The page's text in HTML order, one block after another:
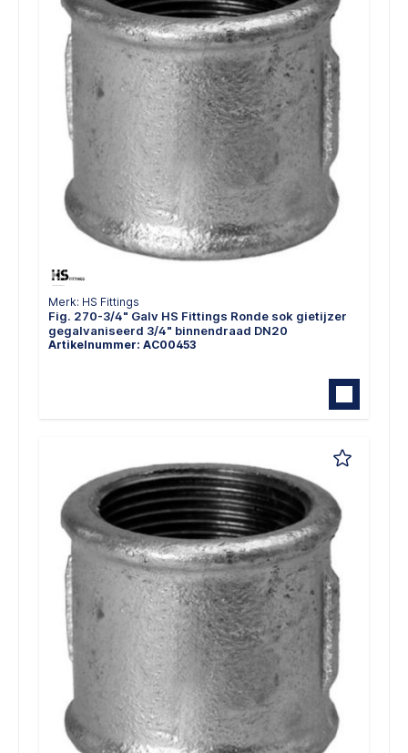
Merk: HS Fittings
Fig. 270-3/4" Galv HS Fittings Ronde sok gietijzer
gegalvaniseerd 3/4" binnendraad DN20
Artikelnummer: AC00453